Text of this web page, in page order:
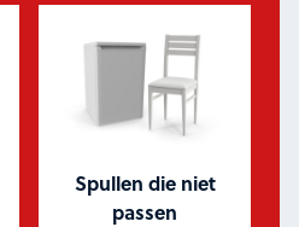
Spullen die niet
passen